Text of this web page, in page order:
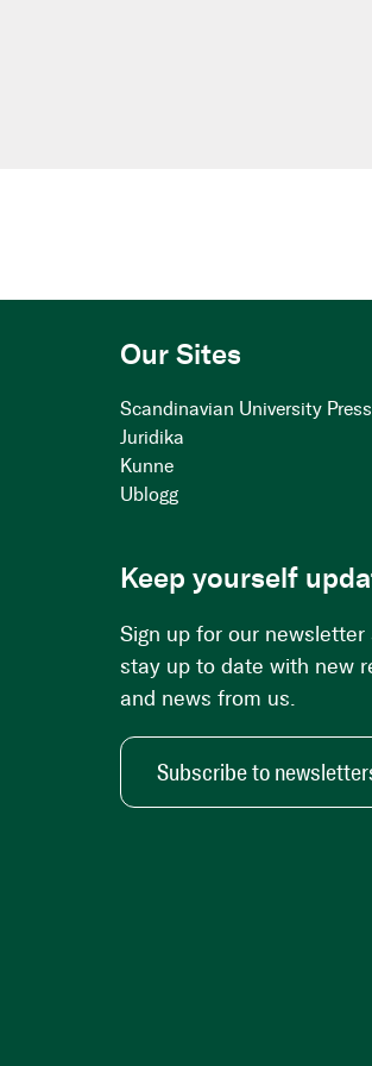
Our Sites
Scandinavian University Press
Juridika
Kunne
Ublogg
Keep yourself
Sign up for our newsletter
stay up to date with new
and news from us.
Subscribe to